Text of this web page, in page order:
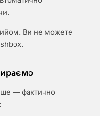
Ви не можете
— фактично